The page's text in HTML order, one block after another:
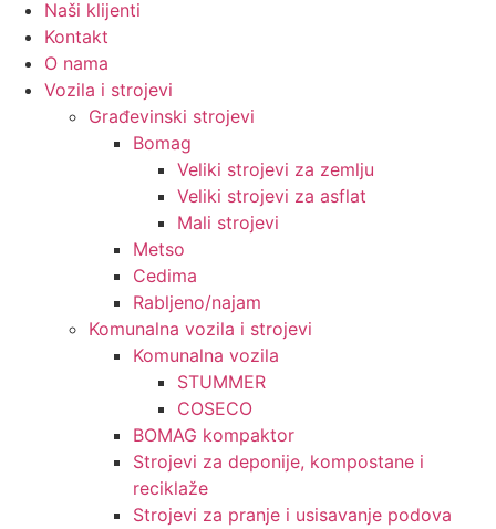
Naši klijenti
Kontakt
O nama
Vozila i strojevi
Građevinski strojevi
Bomag
Veliki strojevi za zemlju
Veliki strojevi za asflat
Mali strojevi
Metso
Cedima
Rabljeno/najam
Komunalna vozila i strojevi
Komunalna vozila
STUMMER
COSECO
BOMAG kompaktor
Strojevi za deponije, kompostane i
reciklaže
Strojevi za pranje i usisavanje podova